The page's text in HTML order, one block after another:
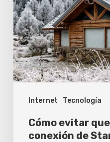
Internet Tecnología
el
frío
corte
tu
conexión
de
Starlink
Cómo evitar
conexión de